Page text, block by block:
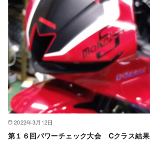
2022年3月12日
第１６回パワーチェック大会 Cクラス結果